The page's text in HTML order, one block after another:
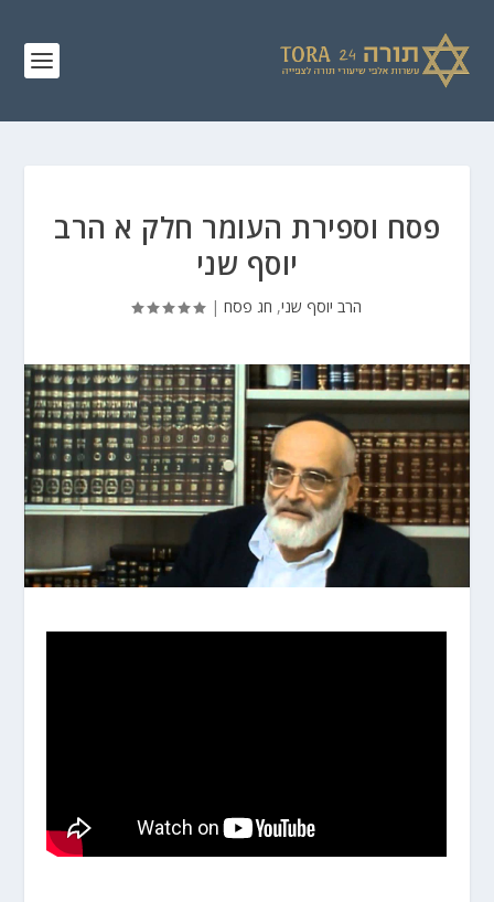
פסח וספירת העומר חלק א הרב
יוסף שני
הרב יוסף שני, חג פסח |